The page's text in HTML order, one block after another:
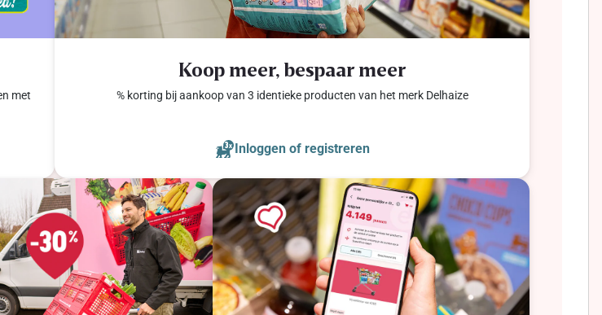
met
Koop meer, bespaar meer
% korting bij aankoop van 3 identieke producten van het merk Delhaize
Inloggen of registreren